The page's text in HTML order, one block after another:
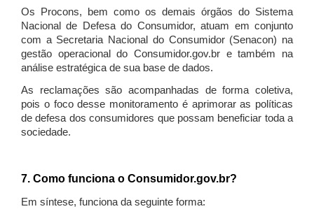
Os Procons, bem como os demais órgãos do Sistema
Nacional de Defesa do Consumidor, atuam em conjunto
com a Secretaria Nacional do Consumidor (Senacon) na
gestão operacional do Consumidor.gov.br e também na
análise estratégica de sua base de dados.
As reclamações são acompanhadas de forma coletiva,
pois o foco desse monitoramento é aprimorar as políticas
de defesa dos consumidores que possam beneficiar toda a
sociedade.
7. Como funciona o Consumidor.gov.br?
Em síntese, funciona da seguinte forma: